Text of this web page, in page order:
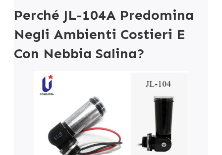
Perché JL-104A Predomina
Negli Ambienti Costieri E
Con Nebbia Salina?